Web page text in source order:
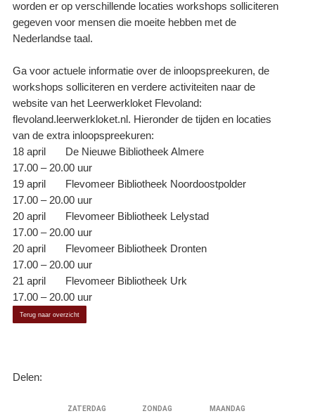
worden er op verschillende locaties workshops solliciteren
gegeven voor mensen die moeite hebben met de
Nederlandse taal.
Ga voor actuele informatie over de inloopspreekuren, de
workshops solliciteren en verdere activiteiten naar de
website van het Leerwerkloket Flevoland:
flevoland.leerwerkloket.nl. Hieronder de tijden en locaties
van de extra inloopspreekuren:
18 april De Nieuwe Bibliotheek Almere
17.00 – 20.00 uur
19 april Flevomeer Bibliotheek Noordoostpolder
17.00 – 20.00 uur
20 april Flevomeer Bibliotheek Lelystad
17.00 – 20.00 uur
20 april Flevomeer Bibliotheek Dronten
17.00 – 20.00 uur
21 april Flevomeer Bibliotheek Urk
17.00 – 20.00 uur
Terug naar overzicht
Delen: